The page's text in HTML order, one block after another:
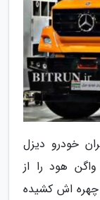
خودرو دیزل
واگن هود را از
چهره اش کشیده